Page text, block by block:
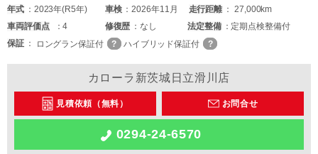
年式 2023年(R5年) 車検 2026年11月 走行距離
27,000km
車両評価点 4 修復歴 なし 法定整備
定期点検整備付
保証
ロングラン保証付 ハイブリッド保証付
カローラ新茨城日立滑川店
見積依頼（無料） お問合せ
0294-24-6570